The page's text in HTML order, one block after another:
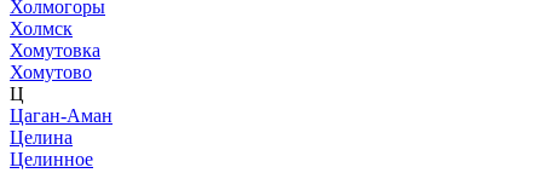
Холмогоры
Холмск
Хомутовка
Хомутово
Ц
Цаган-Аман
Целина
Целинное